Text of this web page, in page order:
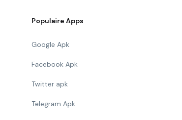
Populaire Apps
Google Apk
Facebook Apk
Twitter apk
Telegram Apk